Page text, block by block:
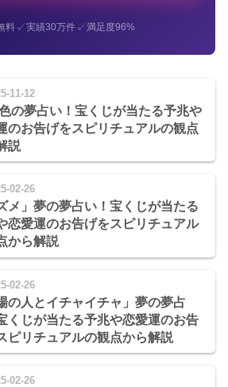
料✓実績30万件✓満足度96%
11-12
の夢占い！宝くじが当たる予兆や
のお告げをスピリチュアルの観点
説
02-26
メ」夢の夢占い！宝くじが当たる
恋愛運のお告げをスピリチュアル
から解説
02-26
の人とイチャイチャ」夢の夢占
くじが当たる予兆や恋愛運のお告
ピリチュアルの観点から解説
02-26